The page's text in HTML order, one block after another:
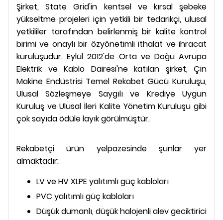
Şirket, State Grid'in kentsel ve kırsal şebeke
yükseltme projeleri için yetkili bir tedarikçi, ulusal
yetkililer tarafından belirlenmiş bir kalite kontrol
birimi ve onaylı bir özyönetimli ithalat ve ihracat
kuruluşudur. Eylül 2012'de Orta ve Doğu Avrupa
Elektrik ve Kablo Dairesi'ne katılan şirket, Çin
Makine Endüstrisi Temel Rekabet Gücü Kuruluşu,
Ulusal Sözleşmeye Saygılı ve Krediye Uygun
Kuruluş ve Ulusal İleri Kalite Yönetim Kuruluşu gibi
çok sayıda ödüle layık görülmüştür.
Rekabetçi ürün yelpazesinde şunlar yer
almaktadır:
LV ve HV XLPE yalıtımlı güç kabloları
PVC yalıtımlı güç kabloları
Düşük dumanlı, düşük halojenli alev geciktirici